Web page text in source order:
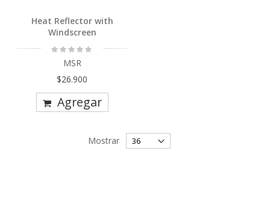
Heat Reflector with
Windscreen
Rating:
0%
MSR
$26.900
Agregar
Mostrar